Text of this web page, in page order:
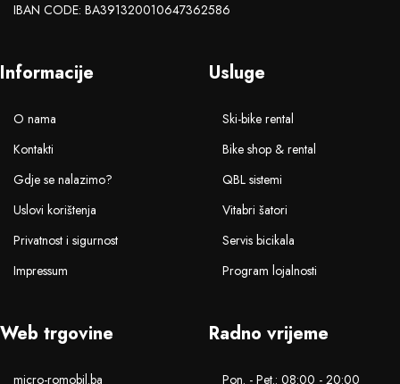
IBAN CODE: BA391320010647362586
Informacije
O nama
Kontakti
Gdje se nalazimo?
Uslovi korištenja
Privatnost i sigurnost
Impressum
Usluge
Ski-bike rental
Bike shop & rental
QBL sistemi
Vitabri šatori
Servis bicikala
Program lojalnosti
Web trgovine
micro-romobil.ba
Radno vrijeme
Pon. - Pet.: 08:00 - 20:00